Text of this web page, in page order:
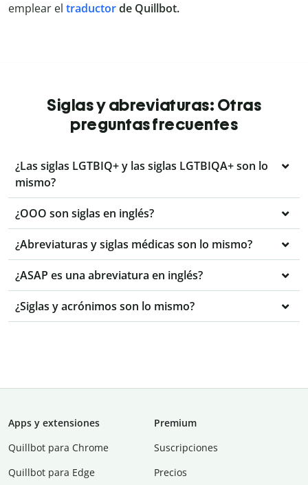
emplear el traductorde Quillbot.
Siglas y abreviaturas: Otras
preguntas frecuentes
¿Las siglas LGTBIQ+ y las siglas LGTBIQA+ son lo
mismo?
¿OOO son siglas en inglés?
¿Abreviaturas y siglas médicas son lo mismo?
¿ASAP es una abreviatura en inglés?
¿Siglas y acrónimos son lo mismo?
Apps y extensiones
Quillbot para Chrome
Quillbot para Edge
Premium
Suscripciones
Precios